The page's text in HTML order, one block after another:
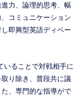
力、論理的思考、幅
コミュニケーション
即興型英語ディベー
いることで対戦相手に
り除き、普段共に議
、専門的な指導がで